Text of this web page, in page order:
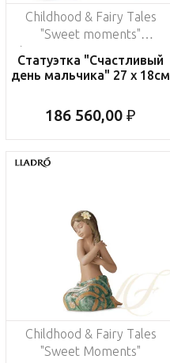
Childhood & Fairy Tales
"Sweet moments"
(Лимитированная серия
на 3500 пред.)
Статуэтка "Счастливый
день мальчика" 27 x 18см
186 560,00 ₽
Childhood & Fairy Tales
"Sweet Moments"